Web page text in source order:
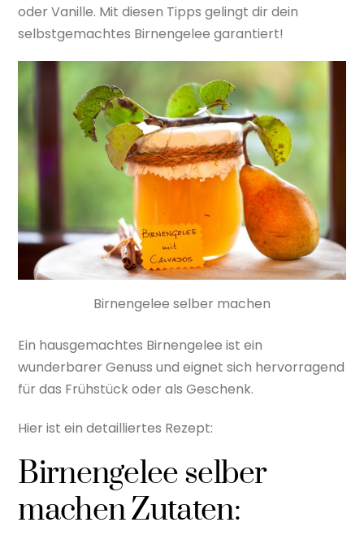
oder Vanille. Mit diesen Tipps gelingt dir dein
selbstgemachtes Birnengelee garantiert!
Birnengelee selber machen
Ein hausgemachtes Birnengelee ist ein
wunderbarer Genuss und eignet sich hervorragend
für das Frühstück oder als Geschenk.
Hier ist ein detailliertes Rezept:
Birnengelee selber
machen Zutaten: